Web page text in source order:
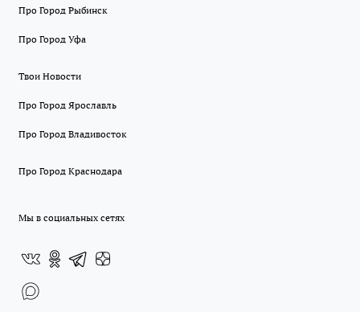
Про Город Рыбинск
Про Город Уфа
Твои Новости
Про Город Ярославль
Про Город Владивосток
Про Город Краснодара
Мы в социальных сетях